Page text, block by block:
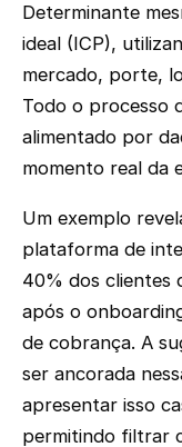
Determinante
ideal (ICP),
mercado, porte,
Todo o processo
alimentado por
momento real da
Um exemplo
plataforma de
40% dos clientes
após o
de cobrança. A
ser ancorada
apresentar isso
permitindo filtrar